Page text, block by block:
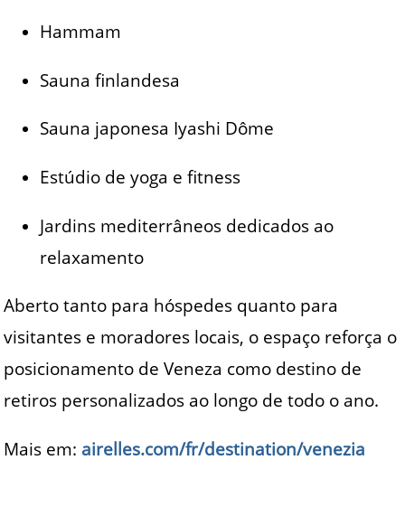
Hammam
Sauna finlandesa
Sauna japonesa Iyashi Dôme
Estúdio de yoga e fitness
Jardins mediterrâneos dedicados ao
relaxamento
Aberto tanto para hóspedes quanto para
visitantes e moradores locais, o espaço reforça o
posicionamento de Veneza como destino de
retiros personalizados ao longo de todo o ano.
Mais em: airelles.com/fr/destination/venezia